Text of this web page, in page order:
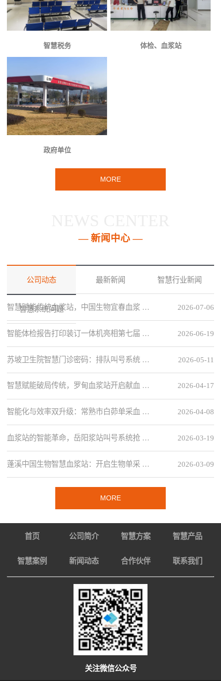
智慧税务 体检、血浆站
政府单位
MORE
— 新闻中心 —
公司动态 最新新闻 智慧行业新闻
智慧系统问题 2026-07-06
智慧赋能传统血浆站，中国生物宜春血浆 …
2026-06-19
智能体检报告打印装订一体机亮相第七届 …
2026-05-11
苏坡卫生院智慧门诊密码：排队叫号系统 …
2026-04-17
智慧赋能破局传统，罗甸血浆站开启献血 …
2026-04-08
智能化与效率双升级：常熟市白茆单采血 …
2026-03-19
血浆站的智能革命，岳阳浆站叫号系统抢 …
2026-03-09
蓬溪中国生物智慧血浆站：开启生物单采 …
MORE
首页 公司简介 智慧方案 智慧产品
智慧案例 新闻动态 合作伙伴 联系我们
关注微信公众号